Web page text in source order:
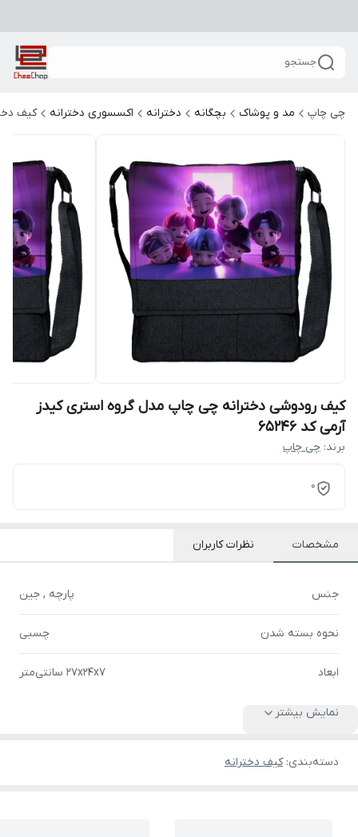
جستجو
چی چاپ مد و پوشاک بچگانه دخترانه اکسسوری دخترانه کیف
کیف رودوشی دخترانه چی چاپ مدل گروه استری کیدز
آرمی کد 65246
برند: چی چاپ
0
مشخصات نظرات کاربران
جنس پارچه , جین
نحوه بسته شدن چسبی
ابعاد 27x24x7 سانتی‌متر
نمایش بیشتر
دسته‌بندی:کیف دخترانه